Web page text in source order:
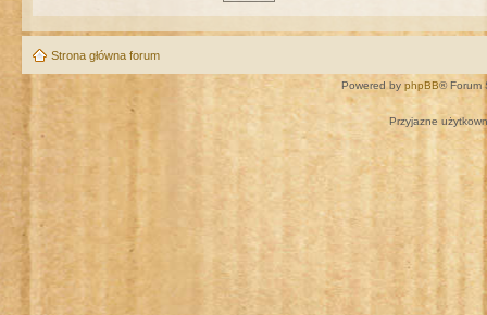
Strona główna forum
Powered by phpBB® Forum
Przyjazne